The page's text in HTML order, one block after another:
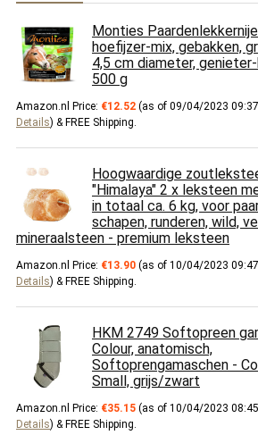
Monties
hoefijzer-mix, gebakken,
4,5 cm diameter,
500 g
Amazon.nl Price: €12.52 (as of 09/04/2023 09:37
Details) & FREE Shipping.
Hoogwaardige
"Himalaya" 2 x leksteen
in totaal ca. 6 kg, voor
schapen, runderen, wild,
mineraalsteen - premium leksteen
Amazon.nl Price: €13.90 (as of 10/04/2023 09:47
Details) & FREE Shipping.
HKM 2749 Softopreen
Colour, anatomisch,
Softoprengamaschen -
Small, grijs/zwart
Amazon.nl Price: €35.15 (as of 10/04/2023 08:45
Details) & FREE Shipping.